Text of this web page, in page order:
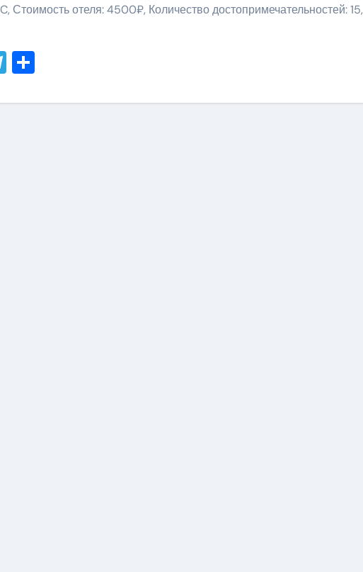
Стоимость отеля: 4500₽, Количество достопримечательностей: 15,
Telegram